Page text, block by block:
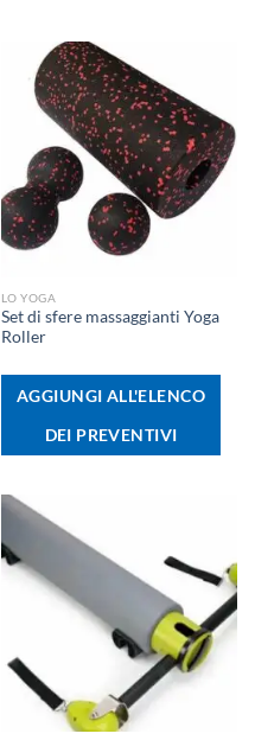
LO YOGA
Set di sfere massaggianti Yoga
Roller
AGGIUNGI ALL'ELENCO
DEI PREVENTIVI